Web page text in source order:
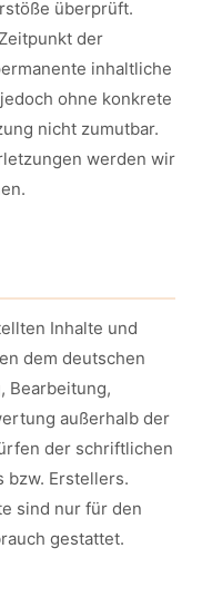
überprüft.
der
inhaltliche
ohne konkrete
nicht zumutbar.
werden wir
Inhalte und
dem deutschen
Bearbeitung,
außerhalb der
der schriftlichen
bzw. Erstellers.
sind nur für den
gestattet.